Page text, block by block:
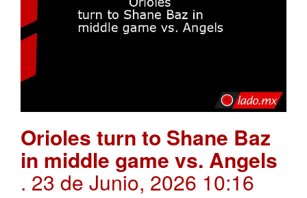
Orioles turn to Shane Baz
in middle game vs. Angels
. 23 de Junio, 2026 10:16